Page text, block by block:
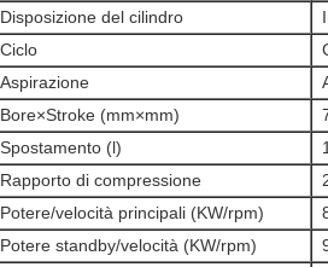
Disposizione del cilindro
Ciclo
Aspirazione
Bore×Stroke (mm×mm)
Spostamento (l)
Rapporto di compressione
Potere/velocità principali (KW/rpm)
Potere standby/velocità (KW/rpm)